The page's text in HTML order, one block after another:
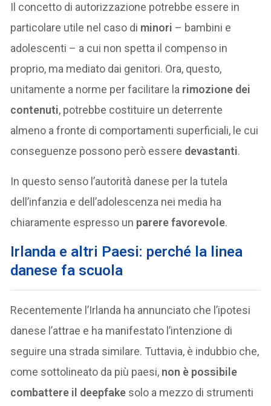
Il concetto di autorizzazione potrebbe essere in
particolare utile nel caso di minori – bambini e
adolescenti – a cui non spetta il compenso in
proprio, ma mediato dai genitori. Ora, questo,
unitamente a norme per facilitare la rimozione dei
contenuti, potrebbe costituire un deterrente
almeno a fronte di comportamenti superficiali, le cui
conseguenze possono però essere devastanti.
In questo senso l’autorità danese per la tutela
dell’infanzia e dell’adolescenza nei media ha
chiaramente espresso un parere favorevole.
Irlanda e altri Paesi: perché la linea
danese fa scuola
Recentemente l’Irlanda ha annunciato che l’ipotesi
danese l’attrae e ha manifestato l’intenzione di
seguire una strada similare. Tuttavia, è indubbio che,
come sottolineato da più paesi, non è possibile
combattere il deepfake solo a mezzo di strumenti